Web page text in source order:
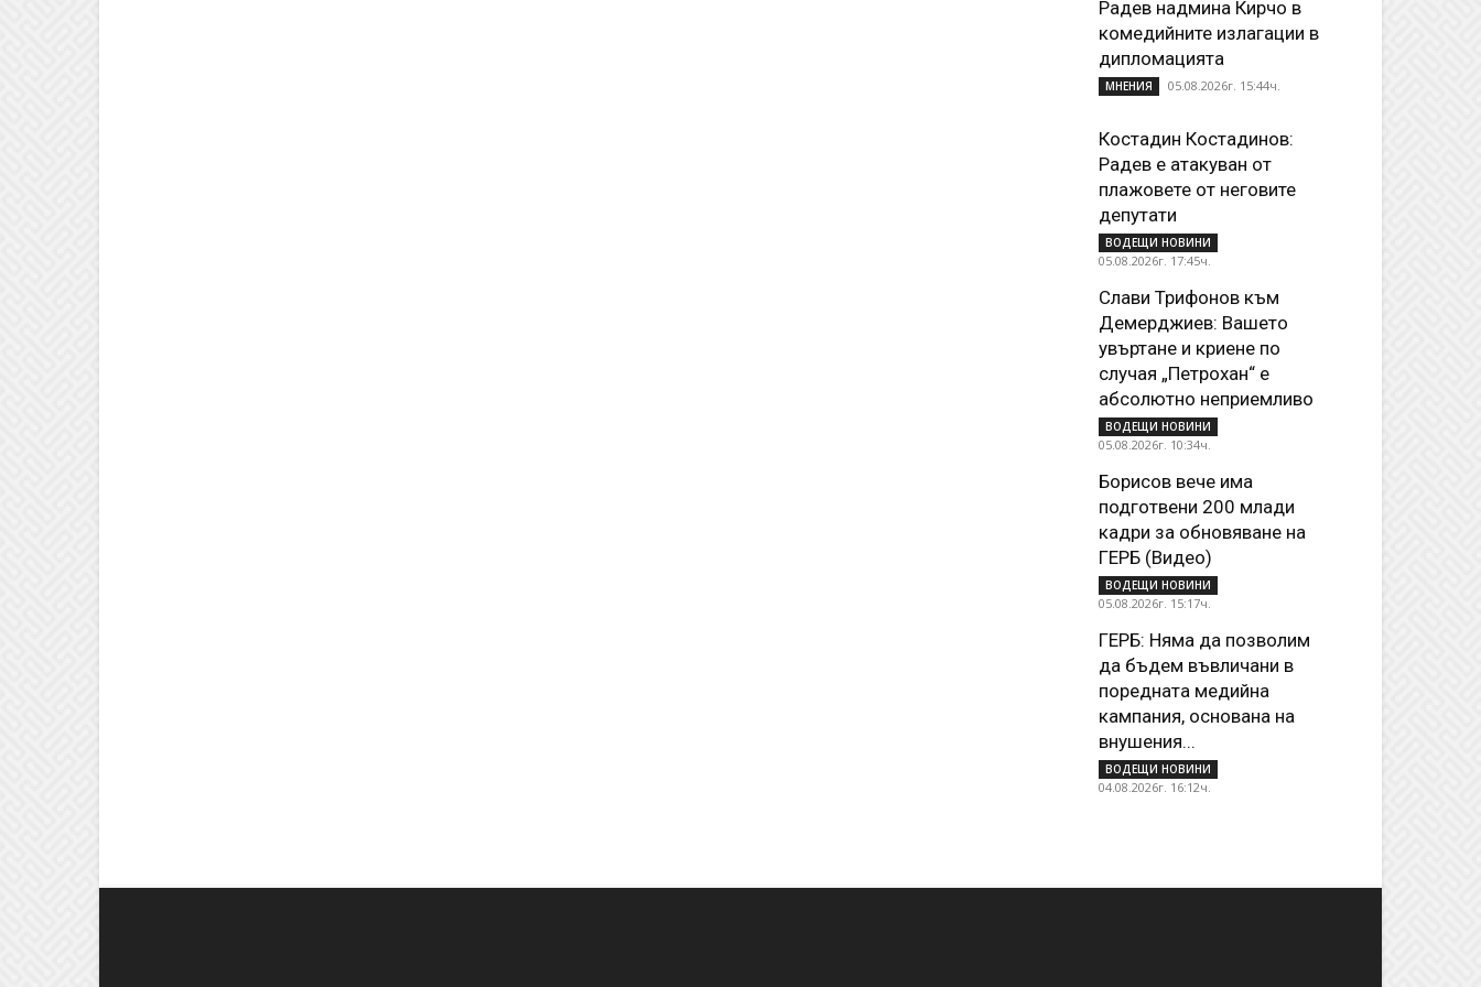
Радев надмина Кирчо в
комедийните излагации в
дипломацията
МНЕНИЯ 05.08.2026г. 15:44ч.
Костадин Костадинов:
Радев е атакуван от
плажoвете от неговите
депутати
ВОДЕЩИ НОВИНИ
05.08.2026г. 17:45ч.
Слави Трифонов към
Демерджиев: Вашето
увъртане и криене по
случая „Петрохан“ е
абсолютно неприемливо
ВОДЕЩИ НОВИНИ
05.08.2026г. 10:34ч.
Борисов вече има
подготвени 200 млади
кадри за обновяване на
ГЕРБ (Видео)
ВОДЕЩИ НОВИНИ
05.08.2026г. 15:17ч.
ГЕРБ: Няма да позволим
да бъдем въвличани в
поредната медийна
кампания, основана на
внушения...
ВОДЕЩИ НОВИНИ
04.08.2026г. 16:12ч.